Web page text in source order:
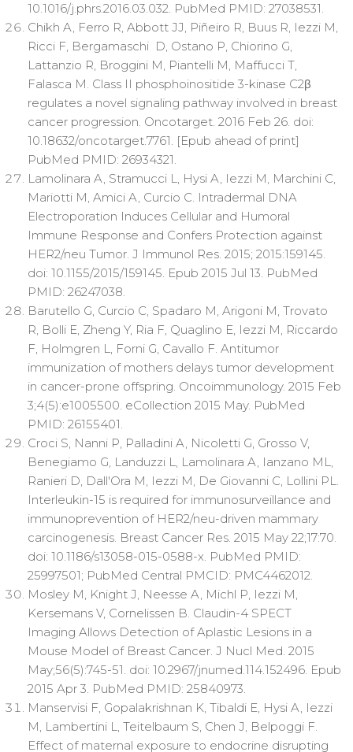
10.1016/j.phrs.2016.03.032. PubMed PMID: 27038531.
Chikh A, Ferro R, Abbott JJ, Piñeiro R, Buus R, Iezzi M,
Ricci F, Bergamaschi D, Ostano P, Chiorino G,
Lattanzio R, Broggini M, Piantelli M, Maffucci T,
Falasca M. Class II phosphoinositide 3-kinase C2β
regulates a novel signaling pathway involved in breast
cancer progression. Oncotarget. 2016 Feb 26. doi:
10.18632/oncotarget.7761. [Epub ahead of print]
PubMed PMID: 26934321.
Lamolinara A, Stramucci L, Hysi A, Iezzi M, Marchini C,
Mariotti M, Amici A, Curcio C. Intradermal DNA
Electroporation Induces Cellular and Humoral
Immune Response and Confers Protection against
HER2/neu Tumor. J Immunol Res. 2015; 2015:159145.
doi: 10.1155/2015/159145. Epub 2015 Jul 13. PubMed
PMID: 26247038.
Barutello G, Curcio C, Spadaro M, Arigoni M, Trovato
R, Bolli E, Zheng Y, Ria F, Quaglino E, Iezzi M, Riccardo
F, Holmgren L, Forni G, Cavallo F. Antitumor
immunization of mothers delays tumor development
in cancer-prone offspring. Oncoimmunology. 2015 Feb
3;4(5):e1005500. eCollection 2015 May. PubMed
PMID: 26155401.
Croci S, Nanni P, Palladini A, Nicoletti G, Grosso V,
Benegiamo G, Landuzzi L, Lamolinara A, Ianzano ML,
Ranieri D, Dall'Ora M, Iezzi M, De Giovanni C, Lollini PL.
Interleukin-15 is required for immunosurveillance and
immunoprevention of HER2/neu-driven mammary
carcinogenesis. Breast Cancer Res. 2015 May 22;17:70.
doi: 10.1186/s13058-015-0588-x. PubMed PMID:
25997501; PubMed Central PMCID: PMC4462012.
Mosley M, Knight J, Neesse A, Michl P, Iezzi M,
Kersemans V, Cornelissen B. Claudin-4 SPECT
Imaging Allows Detection of Aplastic Lesions in a
Mouse Model of Breast Cancer. J Nucl Med. 2015
May;56(5):745-51. doi: 10.2967/jnumed.114.152496. Epub
2015 Apr 3. PubMed PMID: 25840973.
Manservisi F, Gopalakrishnan K, Tibaldi E, Hysi A, Iezzi
M, Lambertini L, Teitelbaum S, Chen J, Belpoggi F.
Effect of maternal exposure to endocrine disrupting